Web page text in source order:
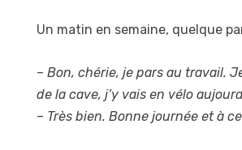
Un matin en semaine, quelque
– Bon, chérie, je pars au travail.
de la cave, j’y vais en vélo
– Très bien. Bonne journée et à